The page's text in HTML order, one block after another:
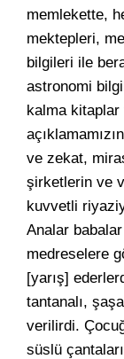
memlekette,
mektepleri,
bilgileri ile
astronomi
kalma kitaplar
ve zekat,
şirketlerin ve
kuvvetli
Analar
medreselere
[yarış]
tantanalı,
verilirdi.
süslü